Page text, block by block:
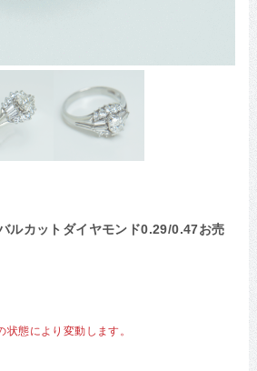
ルカットダイヤモンド0.29/0.47お売
態により変動します。